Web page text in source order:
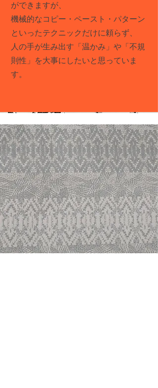
ができますが、
機械的なコピー・ペースト・パターン
といったテクニックだけに頼らず、
人の手が生み出す「温かみ」や「不規
則性」を大事にしたいと思っていま
す。